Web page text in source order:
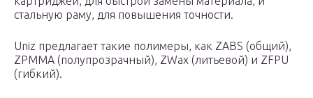
стальную раму, для повышения точности.
Uniz предлагает такие полимеры, как ZABS (общий),
ZPMMA (полупрозрачный), ZWax (литьевой) и ZFPU
(гибкий).